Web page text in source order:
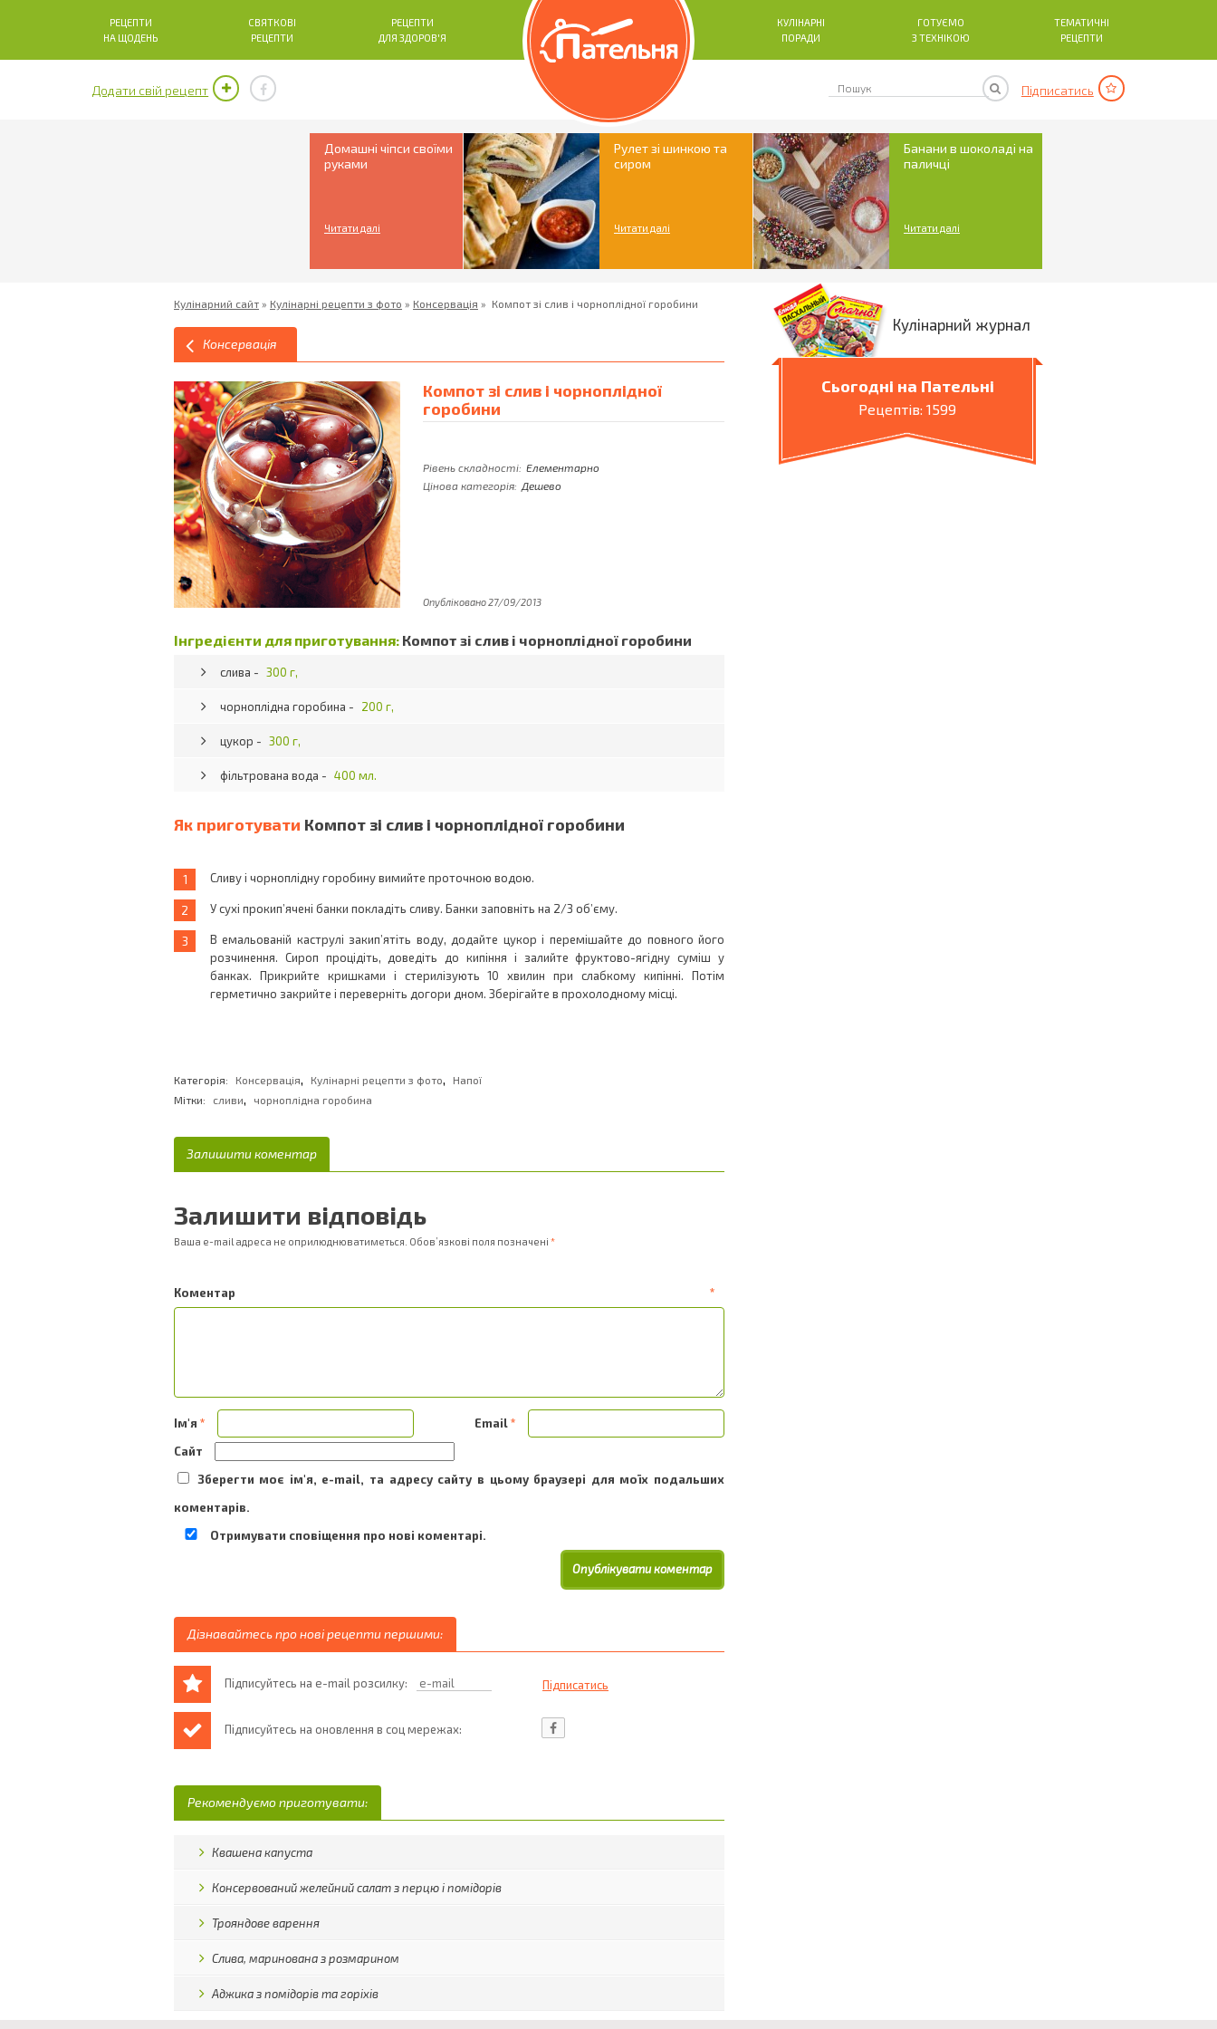
РЕЦЕПТИ
НА ЩОДЕНЬ
СВЯТКОВІ
РЕЦЕПТИ
РЕЦЕПТИ
ДЛЯ ЗДОРОВ'Я
КУЛІНАРНІ
ПОРАДИ
ГОТУЄМО
З ТЕХНІКОЮ
ТЕМАТИЧНІ
РЕЦЕПТИ
Додати свій рецепт Підписатись
Домашні чіпси своїми
руками
Читати далі
Рулет зі шинкою та
сиром
Читати далі
Банани в шоколаді на
паличці
Читати далі
Кулінарний сайт » Кулінарні рецепти з фото » Консервація » Компот зі слив і чорноплідної горобини
Консервація
Компот зі слив і чорноплідної
горобини
Рівень складності: Елементарно
Цінова категорія: Дешево
Опубліковано 27/09/2013
Інгредієнти для приготування: Компот зі слив і чорноплідної горобини
слива - 300 г,
чорноплідна горобина - 200 г,
цукор - 300 г,
фільтрована вода - 400 мл.
Як приготувати Компот зі слив і чорноплідної горобини
Сливу і чорноплідну горобину вимийте проточною водою.
У сухі прокип’ячені банки покладіть сливу. Банки заповніть на 2/3 об’єму.
В емальованій каструлі закип’ятіть воду, додайте цукор і перемішайте до повного його
розчинення. Сироп процідіть, доведіть до кипіння і залийте фруктово-ягідну суміш у
банках. Прикрийте кришками і стерилізують 10 хвилин при слабкому кипінні. Потім
герметично закрийте і переверніть догори дном. Зберігайте в прохолодному місці.
Категорія: Консервація, Кулінарні рецепти з фото,
Напої
Мітки:
сливи, чорноплідна горобина
Залишити коментар
Залишити відповідь
Ваша e-mail адреса не оприлюднюватиметься. Обов’язкові поля позначені *
Коментар *
Ім'я * Email*
Сайт
Зберегти моє ім'я, e-mail, та адресу сайту в цьому браузері для моїх подальших
коментарів.
Отримувати сповіщення про нові коментарі.
Дізнавайтесь про нові рецепти першими:
Підписуйтесь на e-mail розсилку:
Підписуйтесь на оновлення в соц мережах:
Рекомендуємо приготувати:
Квашена капуста
Консервований желейний салат з перцю і помідорів
Трояндове варення
Слива, маринована з розмарином
Аджика з помідорів та горіхів
Кулінарний журнал
Сьогодні на Пательні
Рецептів: 1599